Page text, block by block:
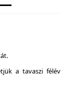
a tavaszi félév